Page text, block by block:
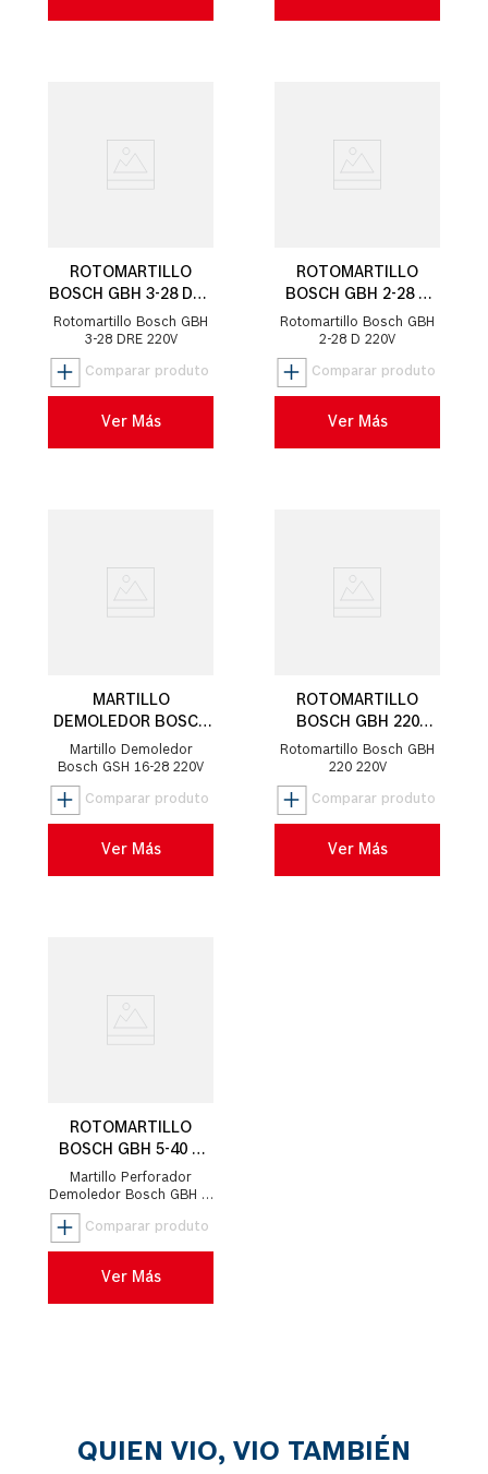
ROTOMARTILLO
BOSCH GBH 3-28 DRE
800W
Rotomartillo Bosch GBH
3-28 DRE 220V
Ver Más
ROTOMARTILLO
BOSCH GBH 2-28 D
850W
Rotomartillo Bosch GBH
2-28 D 220V
Ver Más
MARTILLO
DEMOLEDOR BOSCH
GSH 16-28 1700W
Martillo Demoledor
Bosch GSH 16-28 220V
Ver Más
ROTOMARTILLO
BOSCH GBH 220
720W
Rotomartillo Bosch GBH
220 220V
Ver Más
ROTOMARTILLO
BOSCH GBH 5-40 D
1100W
Martillo Perforador
Demoledor Bosch GBH 5-
Ver Más
QUIEN VIO, VIO TAMBIÉN